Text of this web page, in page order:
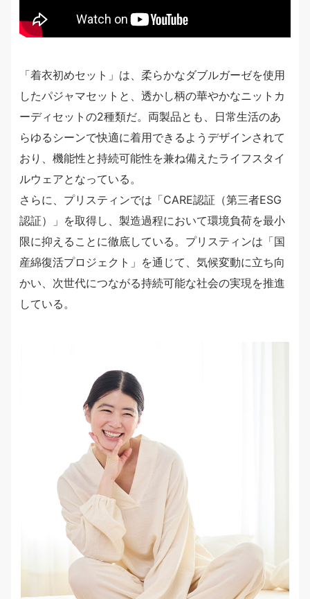
「着衣初めセット」は、柔らかなダブルガーゼを使用
したパジャマセットと、透かし柄の華やかなニットカ
ーディセットの2種類だ。両製品とも、日常生活のあ
らゆるシーンで快適に着用できるようデザインされて
おり、機能性と持続可能性を兼ね備えたライフスタイ
ルウェアとなっている。
さらに、プリスティンでは「CARE認証（第三者ESG
認証）」を取得し、製造過程において環境負荷を最小
限に抑えることに徹底している。プリスティンは「国
産綿復活プロジェクト」を通じて、気候変動に立ち向
かい、次世代につながる持続可能な社会の実現を推進
している。